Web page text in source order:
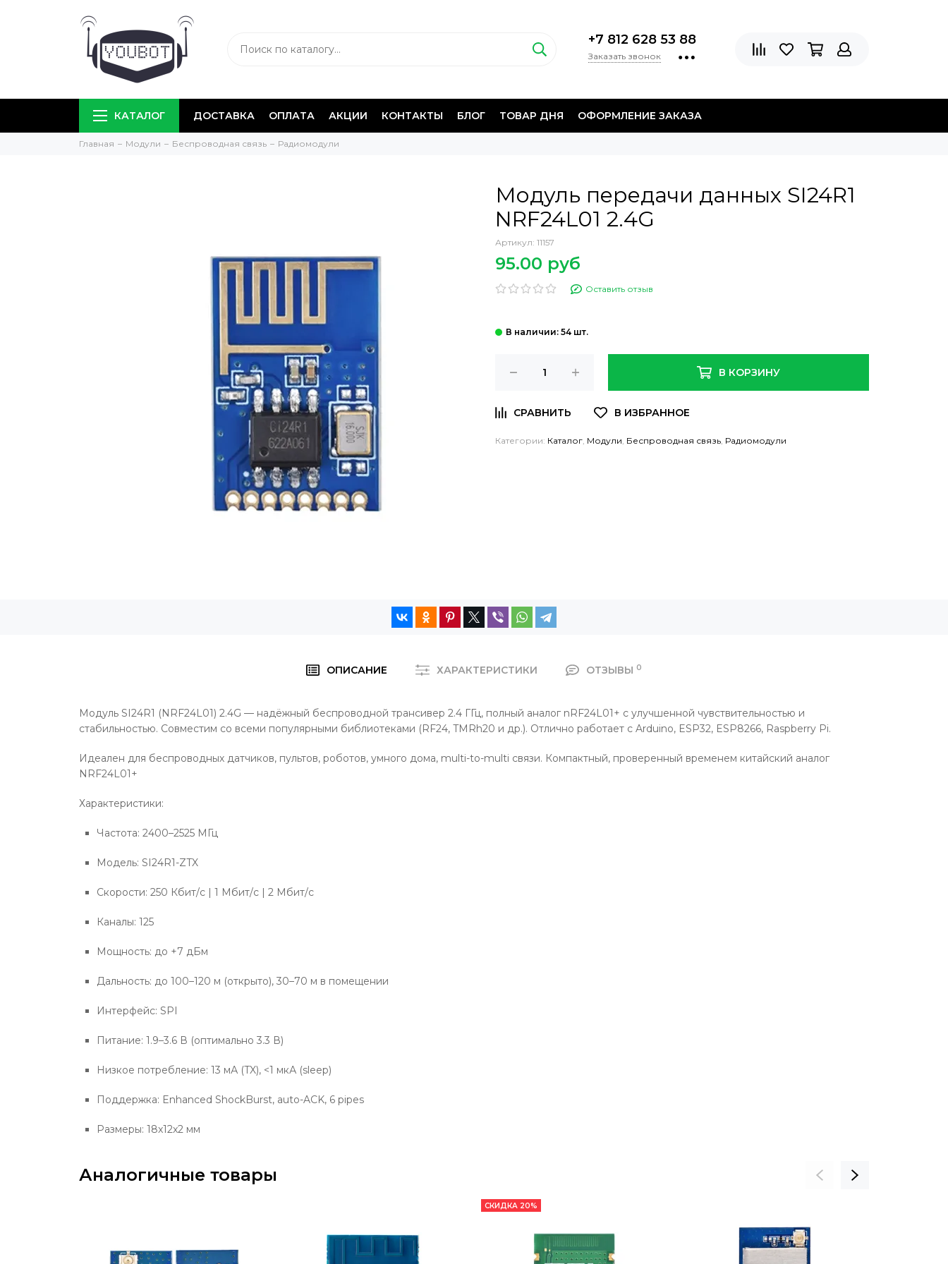
+7 812 628 53 88
Заказать звонок
КАТАЛОГ ДОСТАВКА ОПЛАТА АКЦИИ КОНТАКТЫ БЛОГ ТОВАР ДНЯ ОФОРМЛЕНИЕ ЗАКАЗА
Главная Модули Беспроводная связь Радиомодули
Модуль передачи данных SI24R1
NRF24L01 2.4G
Артикул: 11157
95.00 руб
Оставить отзыв
: 54 шт.
В КОРЗИНУ
Категории: Каталог, Модули, Беспроводная связь, Радиомодули
ОПИСАНИЕ ХАРАКТЕРИСТИКИ ОТЗЫВЫ 0
Модуль SI24R1 (NRF24L01) 2.4G — надёжный беспроводной трансивер 2.4 ГГц, полный аналог nRF24L01+ с улучшенной чувствительностью и
стабильностью. Совместим со всеми популярными библиотеками (RF24, TMRh20 и др.). Отлично работает с Arduino, ESP32, ESP8266, Raspberry Pi.
Идеален для беспроводных датчиков, пультов, роботов, умного дома, multi-to-multi связи. Компактный, проверенный временем китайский аналог
NRF24L01+
Характеристики:
Частота: 2400–2525 МГц
Модель: SI24R1-ZTX
Скорости: 250 Кбит/с | 1 Мбит/с | 2 Мбит/с
Каналы: 125
Мощность: до +7 дБм
Дальность: до 100–120 м (открыто), 30–70 м в помещении
Интерфейс: SPI
Питание: 1.9–3.6 В (оптимально 3.3 В)
Низкое потребление: 13 мА (TX), <1 мкА (sleep)
Поддержка: Enhanced ShockBurst, auto-ACK, 6 pipes
Размеры: 18x12x2 мм
Аналогичные товары
СКИДКА 20%